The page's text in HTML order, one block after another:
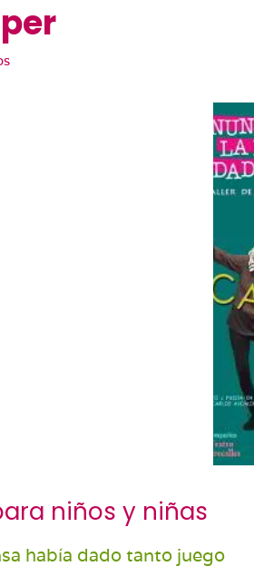
niños y niñas
había dado tanto juego